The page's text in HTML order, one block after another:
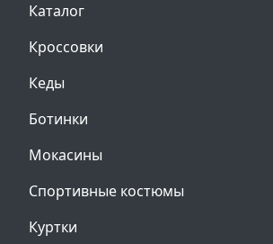
Каталог
Кроссовки
Кеды
Ботинки
Мокасины
Спортивные костюмы
Куртки